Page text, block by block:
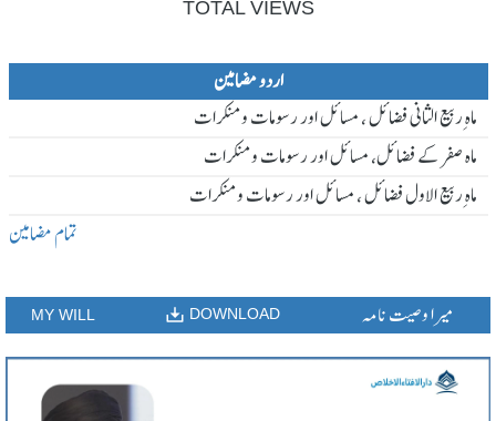
TOTAL VIEWS
اردو مضامین
ماہ ِربیع الثانی فضائل ، مسائل اور رسومات و منکرات
ماہ صفر کے فضائل، مسائل اور رسومات و منکرات
ماہ ِربیع الاول فضائل ، مسائل اور رسومات و منکرات
تمام مضامین
MY WILL DOWNLOAD میرا وصیت نامہ